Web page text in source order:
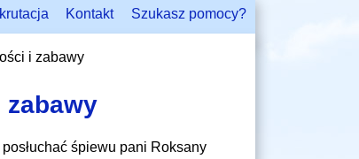
Kontakt Szukasz pomocy?
i zabawy
zabawy
śpiewu pani Roksany